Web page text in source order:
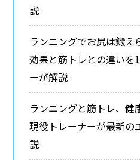
説
ランニングでお尻は鍛え
効果と筋トレとの違いを
ーが解説
ランニングと筋トレ、健
現役トレーナーが最新の
説